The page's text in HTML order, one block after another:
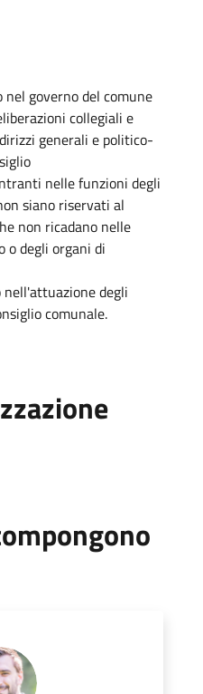
nel governo del comune
collegiali e
generali e politico-
nelle funzioni degli
siano riservati al
non ricadano nelle
o degli organi di
nell'attuazione degli
comunale.